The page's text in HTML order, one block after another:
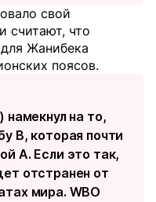
свой
считают, что
Жанибека
поясов.
на то,
В, которая почти
А. Если это так,
отстранен от
мира. WBO